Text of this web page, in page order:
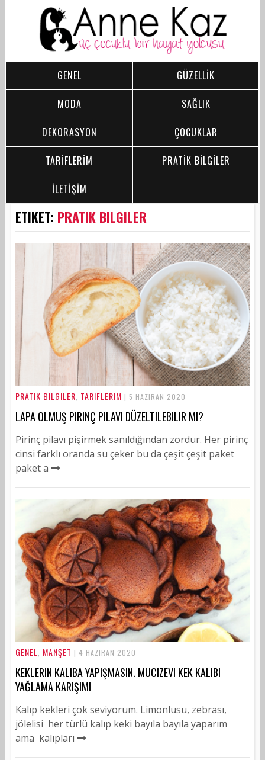
GENEL
GÜZELLİK
MODA
SAĞLIK
DEKORASYON
ÇOCUKLAR
TARİFLERİM
PRATİK BİLGİLER
İLETİŞİM
ETIKET: PRATIK BILGILER
PRATIK BILGILER TARIFLERIM | 5 HAZIRAN 2020
LAPA OLMUŞ PIRINÇ PILAVI DÜZELTILEBILIR MI?
Pirinç pilavı pişirmek sanıldığından zordur. Her pirinç
cinsi farklı oranda su çeker bu da çeşit çeşit paket
paket a
GENEL MANŞET | 4 HAZIRAN 2020
KEKLERIN KALIBA YAPIŞMASIN. MUCIZEVI KEK KALIBI
YAĞLAMA KARIŞIMI
Kalıp kekleri çok seviyorum. Limonlusu, zebrası,
jölelisi her türlü kalıp keki bayıla bayıla yaparım
ama kalıpları